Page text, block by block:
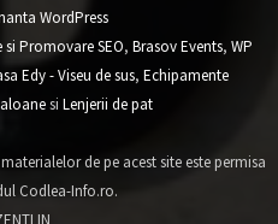
WordPress
Promovare SEO, Brasov Events, WP
Edy - Viseu de sus, Echipamente
si Lenjerii de pat
de pe acest site este permisa
Codlea-Info.ro.
IN